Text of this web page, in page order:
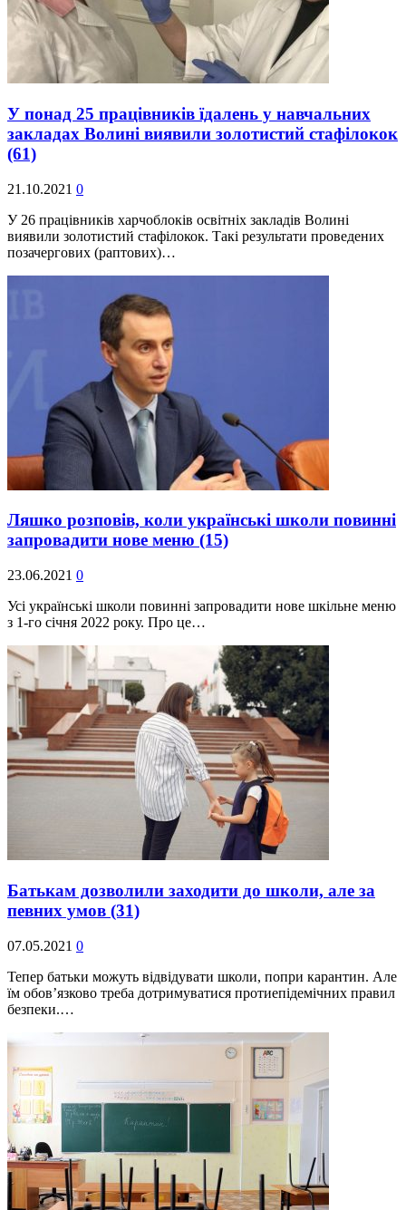
У понад 25 працівників їдалень у навчальних
закладах Волині виявили золотистий стафілокок
(61)
21.10.2021 0
У 26 працівників харчоблоків освітніх закладів Волині
виявили золотистий стафілокок. Такі результати проведених
позачергових (раптових)…
Ляшко розповів, коли українські школи повинні
запровадити нове меню (15)
23.06.2021 0
Усі українські школи повинні запровадити нове шкільне меню
з 1-го січня 2022 року. Про це…
Батькам дозволили заходити до школи, але за
певних умов (31)
07.05.2021 0
Тепер батьки можуть відвідувати школи, попри карантин. Але
їм обов’язково треба дотримуватися протиепідемічних правил
безпеки.…